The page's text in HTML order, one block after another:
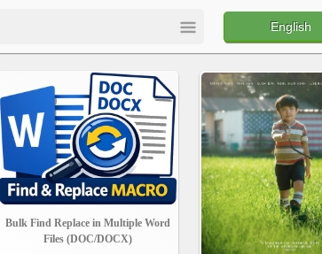
English
Bulk Find Replace in Multiple Word
Files (DOC/DOCX)